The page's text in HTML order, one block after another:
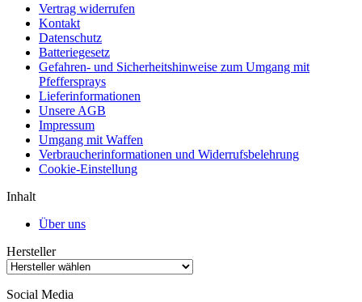
Vertrag widerrufen
Kontakt
Datenschutz
Batteriegesetz
Gefahren- und Sicherheitshinweise zum Umgang mit
Pfeffersprays
Lieferinformationen
Unsere AGB
Impressum
Umgang mit Waffen
Verbraucherinformationen und Widerrufsbelehrung
Cookie-Einstellung
Inhalt
Über uns
Hersteller
Social Media